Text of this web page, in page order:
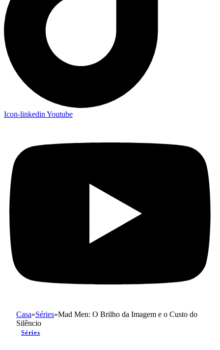
Icon-linkedin Youtube
Casa»Séries»Mad Men: O Brilho da Imagem e o Custo do
Silêncio
Séries